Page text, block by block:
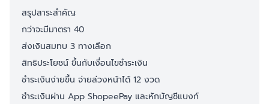
สรุปสาระสำคัญ
กว่าจะมีมาตรา 40
ส่งเงินสมทบ 3 ทางเลือก
สิทธิประโยชน์ ขึ้นกับเงื่อนไขชำระเงิน
ชำระเงินง่ายขึ้น จ่ายล่วงหน้าได้ 12 งวด
ชำระเงินผ่าน App ShopeePay และหักบัญชีแบงก์